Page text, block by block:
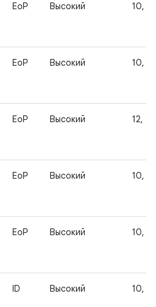
EoP Высокий 10,
EoP Высокий 10,
EoP Высокий 12,
EoP Высокий 10,
EoP Высокий 10,
ID Высокий 10,